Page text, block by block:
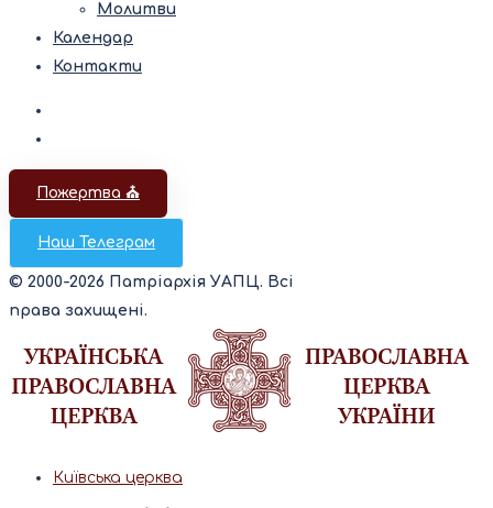
Молитви
Календар
Контакти
Пожертва ⛪️
Наш Телеграм
© 2000-2026 Патріархія УАПЦ. Всі
права захищені.
Київська церква